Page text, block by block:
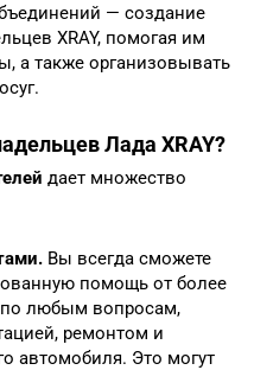
— создание
XRAY, помогая им
а также организовывать
Лада XRAY?
дает множество
Вы всегда сможете
помощь от более
любым вопросам,
ремонтом и
автомобиля. Это могут